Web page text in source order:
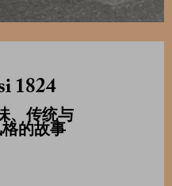
1824
、传统与
的故事